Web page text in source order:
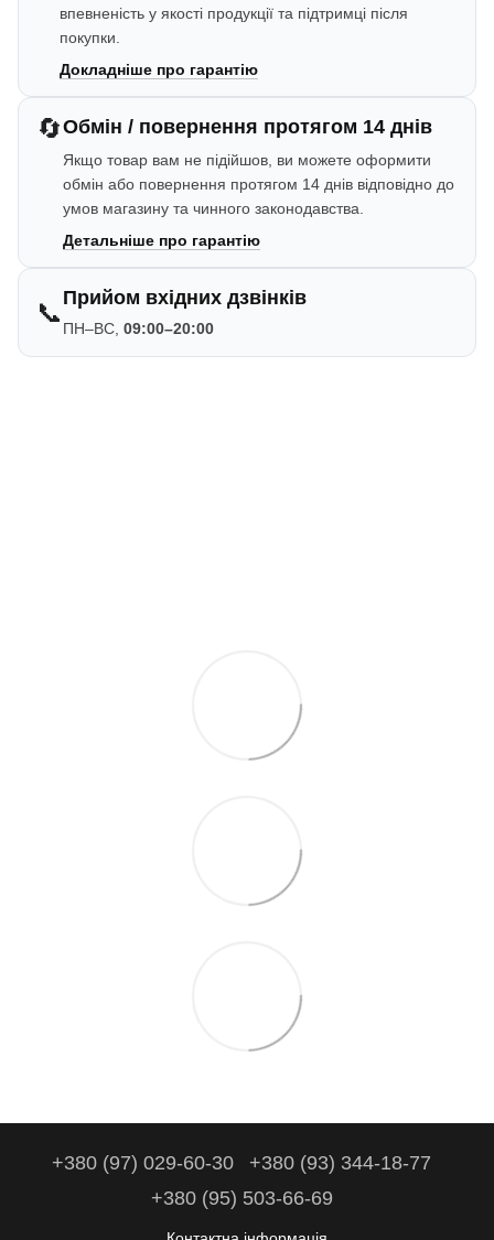
впевненість у якості продукції та підтримці після
покупки.
Докладніше про гарантію
🔄Обмін / повернення протягом 14 днів
Якщо товар вам не підійшов, ви можете оформити
обмін або повернення протягом 14 днів відповідно до
умов магазину та чинного законодавства.
Детальніше про гарантію
📞 Прийом вхідних дзвінків
ПН–ВС, 09:00–20:00
+380 (97) 029-60-30
+380 (93) 344-18-77
+380 (95) 503-66-69